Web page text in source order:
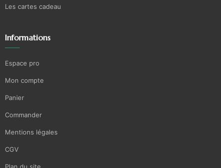
Les cartes cadeau
Informations
Espace pro
Mon compte
Panier
Commander
Mentions légales
CGV